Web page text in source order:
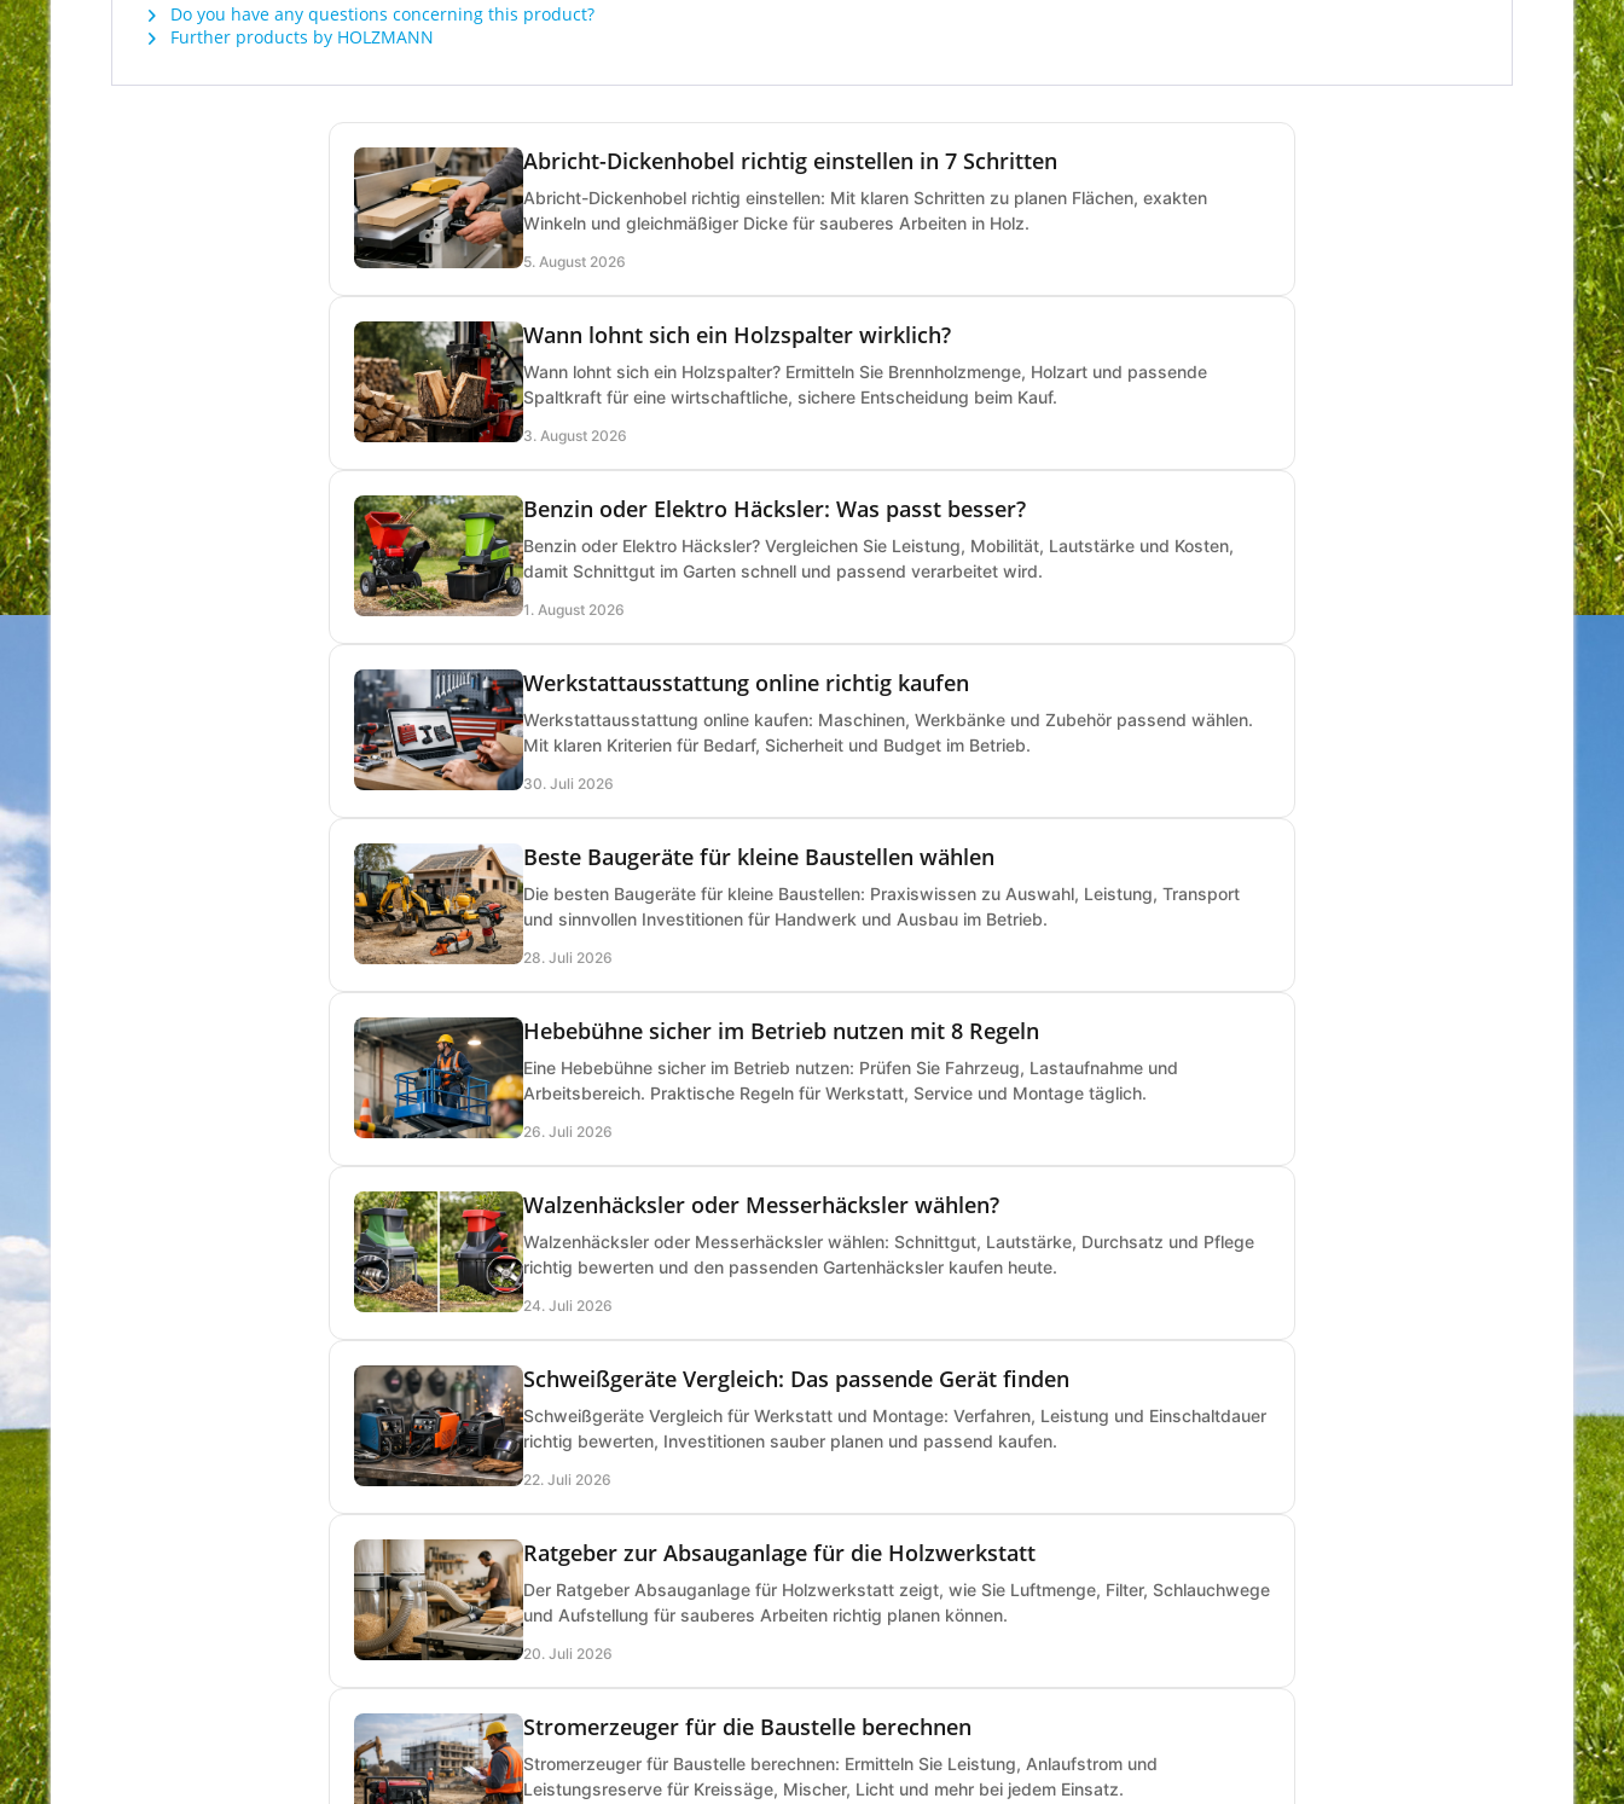
Do you have any questions concerning this product?
Further products by HOLZMANN
Abricht-Dickenhobel richtig einstellen in 7 Schritten
Abricht-Dickenhobel richtig einstellen: Mit klaren Schritten zu planen Flächen, exakten
Winkeln und gleichmäßiger Dicke für sauberes Arbeiten in Holz.
5. August 2026
Wann lohnt sich ein Holzspalter wirklich?
Wann lohnt sich ein Holzspalter? Ermitteln Sie Brennholzmenge, Holzart und passende
Spaltkraft für eine wirtschaftliche, sichere Entscheidung beim Kauf.
3. August 2026
Benzin oder Elektro Häcksler: Was passt besser?
Benzin oder Elektro Häcksler? Vergleichen Sie Leistung, Mobilität, Lautstärke und Kosten,
damit Schnittgut im Garten schnell und passend verarbeitet wird.
1. August 2026
Werkstattausstattung online richtig kaufen
Werkstattausstattung online kaufen: Maschinen, Werkbänke und Zubehör passend wählen.
Mit klaren Kriterien für Bedarf, Sicherheit und Budget im Betrieb.
30. Juli 2026
Beste Baugeräte für kleine Baustellen wählen
Die besten Baugeräte für kleine Baustellen: Praxiswissen zu Auswahl, Leistung, Transport
und sinnvollen Investitionen für Handwerk und Ausbau im Betrieb.
28. Juli 2026
Hebebühne sicher im Betrieb nutzen mit 8 Regeln
Eine Hebebühne sicher im Betrieb nutzen: Prüfen Sie Fahrzeug, Lastaufnahme und
Arbeitsbereich. Praktische Regeln für Werkstatt, Service und Montage täglich.
26. Juli 2026
Walzenhäcksler oder Messerhäcksler wählen?
Walzenhäcksler oder Messerhäcksler wählen: Schnittgut, Lautstärke, Durchsatz und Pflege
richtig bewerten und den passenden Gartenhäcksler kaufen heute.
24. Juli 2026
Schweißgeräte Vergleich: Das passende Gerät finden
Schweißgeräte Vergleich für Werkstatt und Montage: Verfahren, Leistung und Einschaltdauer
richtig bewerten, Investitionen sauber planen und passend kaufen.
22. Juli 2026
Ratgeber zur Absauganlage für die Holzwerkstatt
Der Ratgeber Absauganlage für Holzwerkstatt zeigt, wie Sie Luftmenge, Filter, Schlauchwege
und Aufstellung für sauberes Arbeiten richtig planen können.
20. Juli 2026
Stromerzeuger für die Baustelle berechnen
Stromerzeuger für Baustelle berechnen: Ermitteln Sie Leistung, Anlaufstrom und
Leistungsreserve für Kreissäge, Mischer, Licht und mehr bei jedem Einsatz.